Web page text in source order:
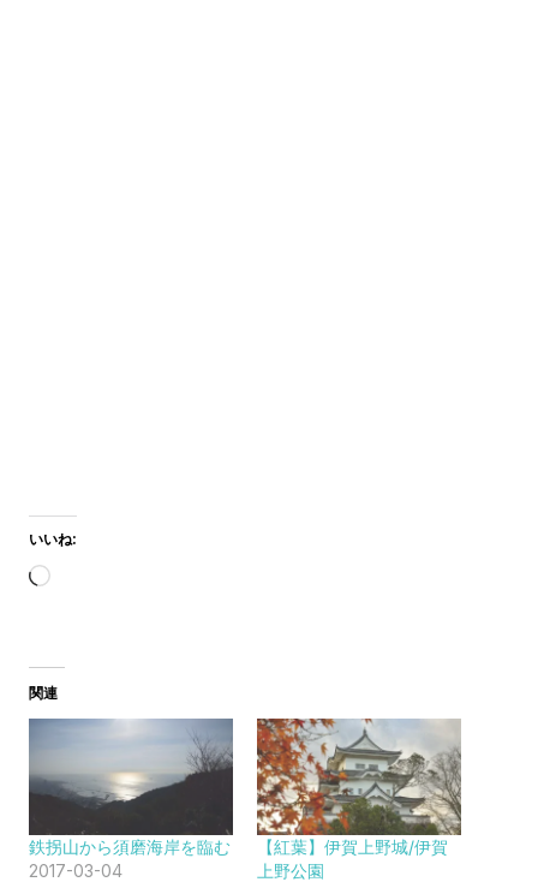
いいね:
読
関連
鉄拐山から須磨海岸を臨む
2017-03-04
【紅葉】伊賀上野城/伊賀
上野公園